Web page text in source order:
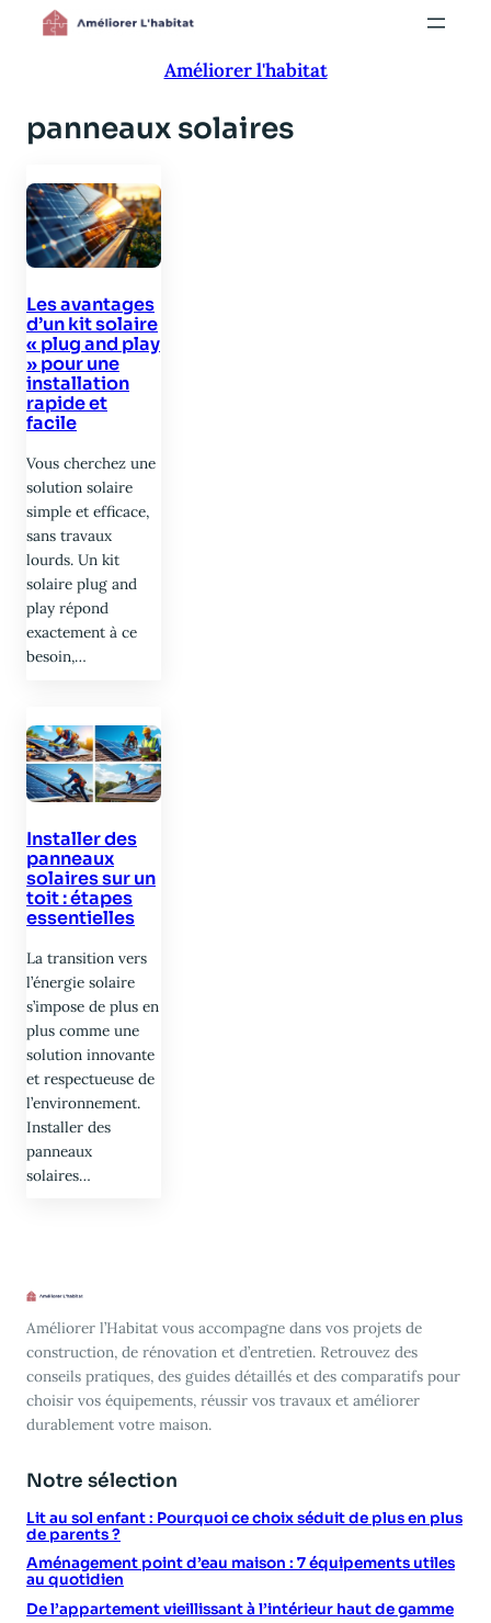
Aller
Améliorer l'habitat
panneaux solaires
Les avantages
d’un kit solaire
« plug and play
» pour une
installation
rapide et
facile
Vous cherchez une
solution solaire
simple et efficace,
sans travaux
lourds. Un kit
solaire plug and
play répond
exactement à ce
besoin,…
Installer des
panneaux
solaires sur un
toit : étapes
essentielles
La transition vers
l’énergie solaire
s’impose de plus en
plus comme une
solution innovante
et respectueuse de
l’environnement.
Installer des
panneaux
solaires…
Améliorer l’Habitat vous accompagne dans vos projets de
construction, de rénovation et d’entretien. Retrouvez des
conseils pratiques, des guides détaillés et des comparatifs pour
choisir vos équipements, réussir vos travaux et améliorer
durablement votre maison.
Notre sélection
Lit au sol enfant : Pourquoi ce choix séduit de plus en plus
de parents ?
Aménagement point d’eau maison : 7 équipements utiles
au quotidien
De l’appartement vieillissant à l’intérieur haut de gamme